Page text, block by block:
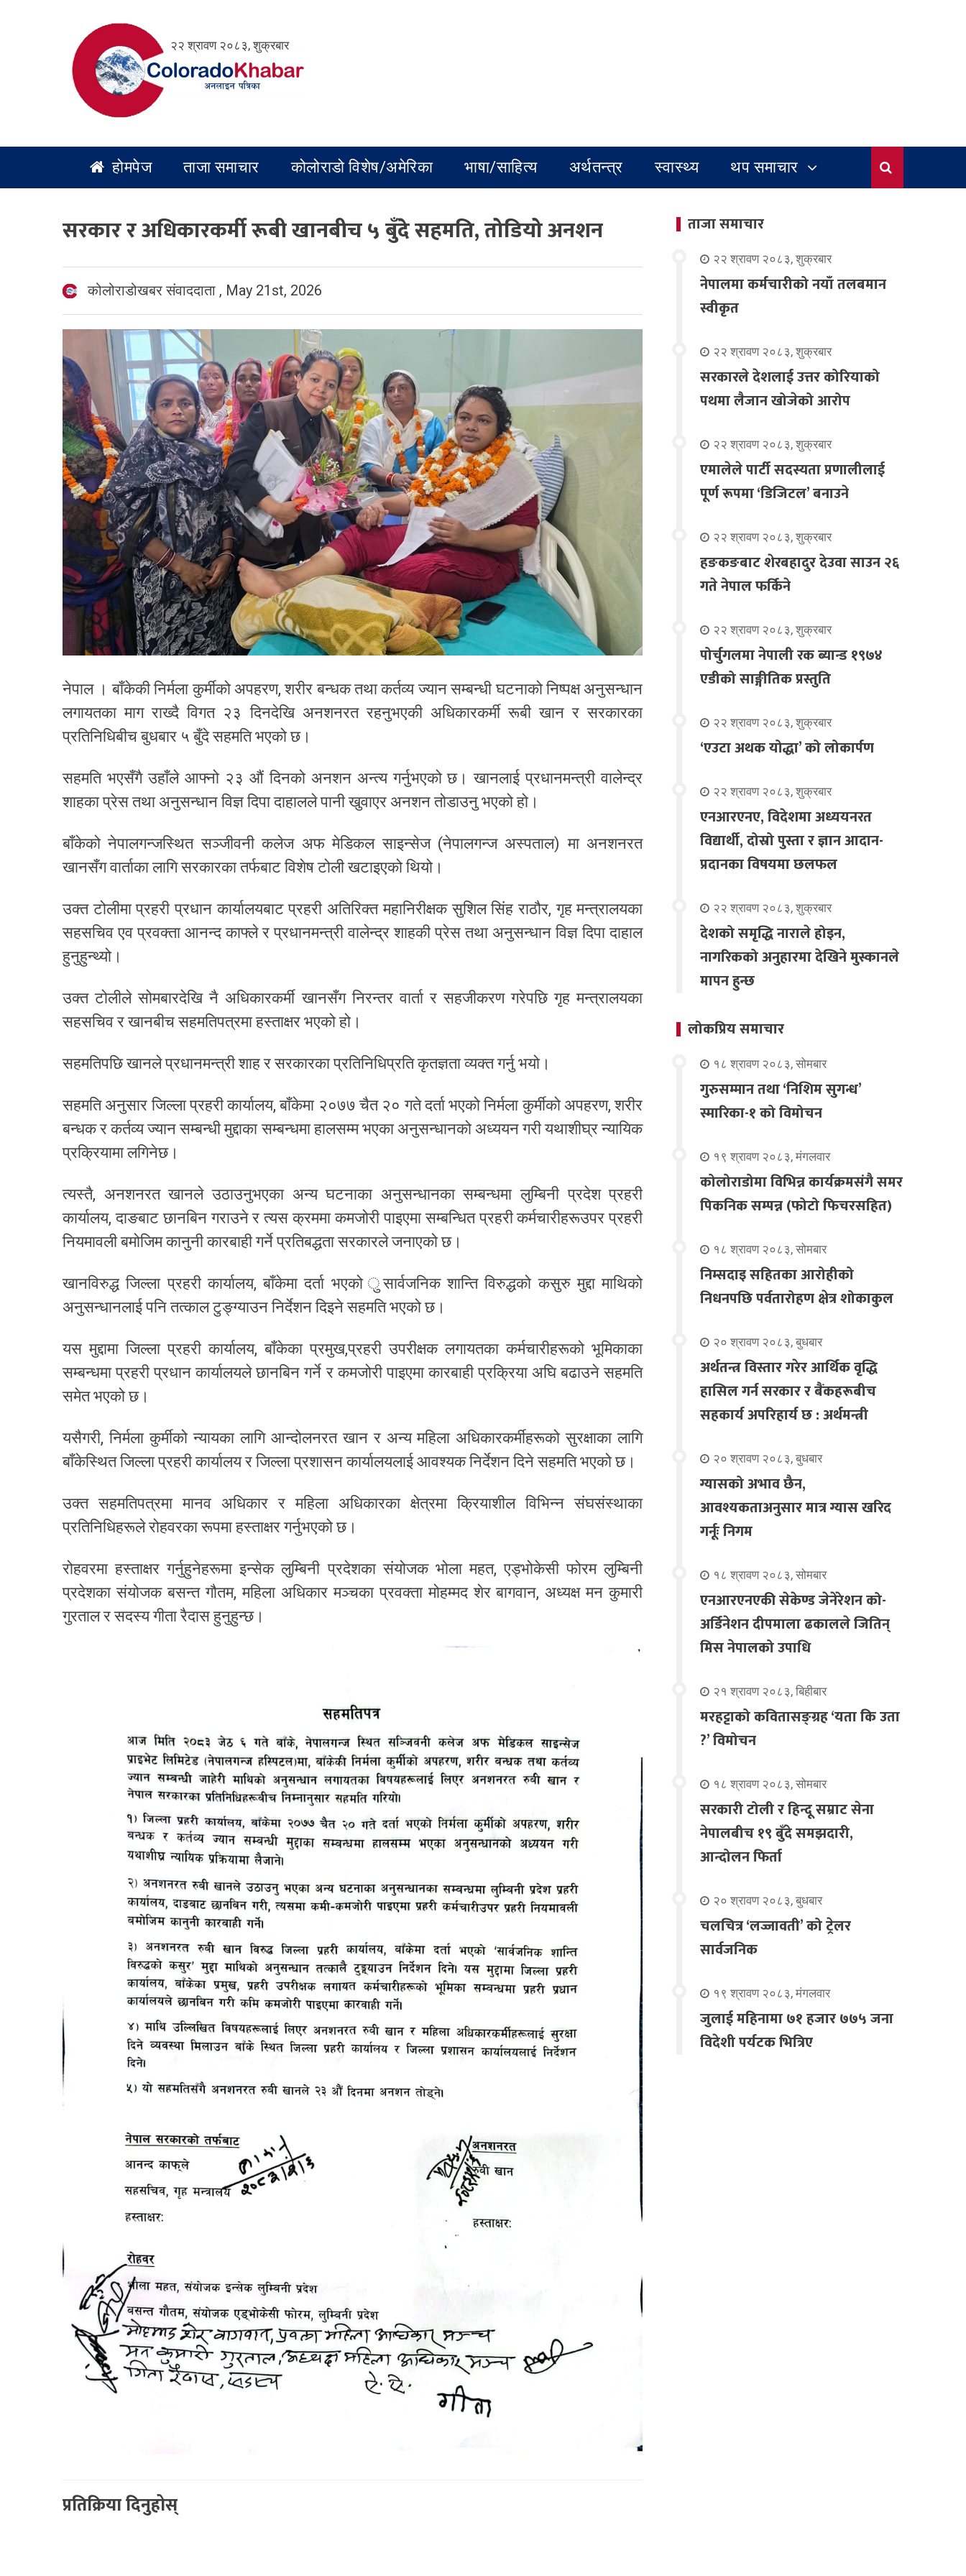
२२ श्रावण २०८३, शुक्रबार
होमपेज ताजा समाचार कोलोराडो विशेष/अमेरिका भाषा/साहित्य अर्थतन्त्र स्वास्थ्य थप समाचार
सरकार र अधिकारकर्मी रूबी खानबीच ५ बुँदे सहमति, तोडियो अनशन
कोलोराडोखबर संवाददाता , May 21st, 2026
नेपाल । बाँकेकी निर्मला कुर्मीको अपहरण, शरीर बन्धक तथा कर्तव्य ज्यान सम्बन्धी घटनाको निष्पक्ष अनुसन्धान
लगायतका माग राख्दै विगत २३ दिनदेखि अनशनरत रहनुभएकी अधिकारकर्मी रूबी खान र सरकारका
प्रतिनिधिबीच बुधबार ५ बुँदे सहमति भएको छ।
सहमति भएसँगै उहाँले आफ्नो २३ औं दिनको अनशन अन्त्य गर्नुभएको छ। खानलाई प्रधानमन्त्री वालेन्द्र
शाहका प्रेस तथा अनुसन्धान विज्ञ दिपा दाहालले पानी खुवाएर अनशन तोडाउनु भएको हो।
बाँकेको नेपालगन्जस्थित सञ्जीवनी कलेज अफ मेडिकल साइन्सेज (नेपालगन्ज अस्पताल) मा अनशनरत
खानसँग वार्ताका लागि सरकारका तर्फबाट विशेष टोली खटाइएको थियो।
उक्त टोलीमा प्रहरी प्रधान कार्यालयबाट प्रहरी अतिरिक्त महानिरीक्षक सुशिल सिंह राठौर, गृह मन्त्रालयका
सहसचिव एव प्रवक्ता आनन्द काफ्ले र प्रधानमन्त्री वालेन्द्र शाहकी प्रेस तथा अनुसन्धान विज्ञ दिपा दाहाल
हुनुहुन्थ्यो।
उक्त टोलीले सोमबारदेखि नै अधिकारकर्मी खानसँग निरन्तर वार्ता र सहजीकरण गरेपछि गृह मन्त्रालयका
सहसचिव र खानबीच सहमतिपत्रमा हस्ताक्षर भएको हो।
सहमतिपछि खानले प्रधानमन्त्री शाह र सरकारका प्रतिनिधिप्रति कृतज्ञता व्यक्त गर्नु भयो।
​सहमति अनुसार जिल्ला प्रहरी कार्यालय, बाँकेमा २०७७ चैत २० गते दर्ता भएको निर्मला कुर्मीको अपहरण, शरीर
बन्धक र कर्तव्य ज्यान सम्बन्धी मुद्दाका सम्बन्धमा हालसम्म भएका अनुसन्धानको अध्ययन गरी यथाशीघ्र न्यायिक
प्रक्रियामा लगिनेछ।
त्यस्तै, अनशनरत खानले उठाउनुभएका अन्य घटनाका अनुसन्धानका सम्बन्धमा लुम्बिनी प्रदेश प्रहरी
कार्यालय, दाङबाट छानबिन गराउने र त्यस क्रममा कमजोरी पाइएमा सम्बन्धित प्रहरी कर्मचारीहरूउपर प्रहरी
नियमावली बमोजिम कानुनी कारबाही गर्ने प्रतिबद्धता सरकारले जनाएको छ।
खानविरुद्ध जिल्ला प्रहरी कार्यालय, बाँकेमा दर्ता भएको ुसार्वजनिक शान्ति विरुद्धको कसुरु मुद्दा माथिको
अनुसन्धानलाई पनि तत्काल टुङ्ग्याउन निर्देशन दिइने सहमति भएको छ।
यस मुद्दामा जिल्ला प्रहरी कार्यालय, बाँकेका प्रमुख,प्रहरी उपरीक्षक लगायतका कर्मचारीहरूको भूमिकाका
सम्बन्धमा प्रहरी प्रधान कार्यालयले छानबिन गर्ने र कमजोरी पाइएमा कारबाही प्रक्रिया अघि बढाउने सहमति
समेत भएको छ।
​यसैगरी, निर्मला कुर्मीको न्यायका लागि आन्दोलनरत खान र अन्य महिला अधिकारकर्मीहरूको सुरक्षाका लागि
बाँकेस्थित जिल्ला प्रहरी कार्यालय र जिल्ला प्रशासन कार्यालयलाई आवश्यक निर्देशन दिने सहमति भएको छ।
उक्त सहमतिपत्रमा मानव अधिकार र महिला अधिकारका क्षेत्रमा क्रियाशील विभिन्न संघसंस्थाका
प्रतिनिधिहरूले रोहवरका रूपमा हस्ताक्षर गर्नुभएको छ।
रोहवरमा हस्ताक्षर गर्नुहुनेहरूमा इन्सेक लुम्बिनी प्रदेशका संयोजक भोला महत, एड्भोकेसी फोरम लुम्बिनी
प्रदेशका संयोजक बसन्त गौतम, महिला अधिकार मञ्चका प्रवक्ता मोहम्मद शेर बागवान, अध्यक्ष मन कुमारी
गुरताल र सदस्य गीता रैदास हुनुहुन्छ।
प्रतिक्रिया दिनुहोस्
ताजा समाचार
२२ श्रावण २०८३, शुक्रबार
नेपालमा कर्मचारीको नयाँ तलबमान
स्वीकृत
२२ श्रावण २०८३, शुक्रबार
सरकारले देशलाई उत्तर कोरियाको
पथमा लैजान खोजेको आरोप
२२ श्रावण २०८३, शुक्रबार
एमालेले पार्टी सदस्यता प्रणालीलाई
पूर्ण रूपमा ‘डिजिटल’ बनाउने
२२ श्रावण २०८३, शुक्रबार
हङकङबाट शेरबहादुर देउवा साउन २६
गते नेपाल फर्किने
२२ श्रावण २०८३, शुक्रबार
पोर्चुगलमा नेपाली रक ब्यान्ड १९७४
एडीको साङ्गीतिक प्रस्तुति
२२ श्रावण २०८३, शुक्रबार
‘एउटा अथक योद्धा’ को लोकार्पण
२२ श्रावण २०८३, शुक्रबार
एनआरएनए, विदेशमा अध्ययनरत
विद्यार्थी, दोस्रो पुस्ता र ज्ञान आदान-
प्रदानका विषयमा छलफल
२२ श्रावण २०८३, शुक्रबार
देशको समृद्धि नाराले होइन,
नागरिकको अनुहारमा देखिने मुस्कानले
मापन हुन्छ
लोकप्रिय समाचार
१८ श्रावण २०८३, सोमबार
गुरुसम्मान तथा ‘निशिम सुगन्ध’
स्मारिका-१ को विमोचन
१९ श्रावण २०८३, मंगलवार
कोलोराडोमा विभिन्न कार्यक्रमसंगै समर
पिकनिक सम्पन्न (फोटो फिचरसहित)
१८ श्रावण २०८३, सोमबार
निम्सदाइ सहितका आरोहीको
निधनपछि पर्वतारोहण क्षेत्र शोकाकुल
२० श्रावण २०८३, बुधबार
अर्थतन्त्र विस्तार गरेर आर्थिक वृद्धि
हासिल गर्न सरकार र बैंकहरूबीच
सहकार्य अपरिहार्य छ : अर्थमन्त्री
२० श्रावण २०८३, बुधबार
ग्यासको अभाव छैन,
आवश्यकताअनुसार मात्र ग्यास खरिद
गर्नूः निगम
१८ श्रावण २०८३, सोमबार
एनआरएनएकी सेकेण्ड जेनेरेशन को-
अर्डिनेशन दीपमाला ढकालले जितिन्
मिस नेपालको उपाधि
२१ श्रावण २०८३, बिहीबार
मरहट्टाको कवितासङ्ग्रह ‘यता कि उता
?’ विमोचन
१८ श्रावण २०८३, सोमबार
सरकारी टोली र हिन्दू सम्राट सेना
नेपालबीच १९ बुँदे समझदारी,
आन्दोलन फिर्ता
२० श्रावण २०८३, बुधबार
चलचित्र ‘लज्जावती’ को ट्रेलर
सार्वजनिक
१९ श्रावण २०८३, मंगलवार
जुलाई महिनामा ७१ हजार ७७५ जना
विदेशी पर्यटक भित्रिए